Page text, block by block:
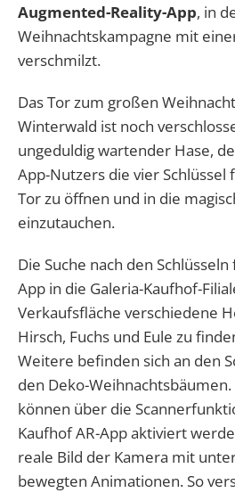
Augmented-Reality-App, in
Weihnachtskampagne mit
verschmilzt.
Das Tor zum großen
Winterwald ist noch
ungeduldig wartender Hase,
App-Nutzers die vier Schlüssel
Tor zu öffnen und in die
einzutauchen.
Die Suche nach den
App in die Galeria-Kaufhof-
Verkaufsfläche verschiedene
Hirsch, Fuchs und Eule zu
Weitere befinden sich an den
den Deko-
können über die
Kaufhof AR-App aktiviert
reale Bild der Kamera mit
bewegten Animationen. So